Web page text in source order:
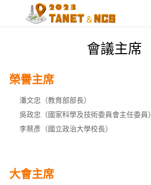
會議主席
榮譽主席
潘文忠（教育部部長）
吳政忠（國家科學及技術委員會主任委員）
李蔡彥（國立政治大學校長）
大會主席